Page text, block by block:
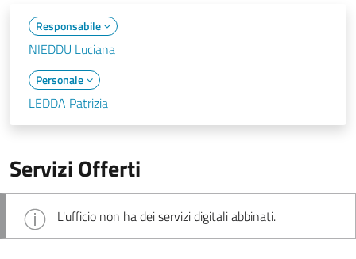
Responsabile
NIEDDU Luciana
Personale
LEDDA Patrizia
Servizi Offerti
L'ufficio non ha dei servizi digitali abbinati.